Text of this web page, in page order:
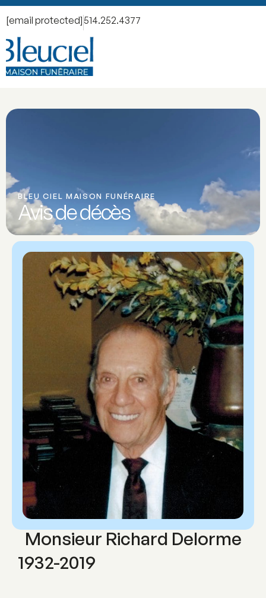
[email protected] 514.252.4377
BLEU CIEL MAISON FUNÉRAIRE
Avis de décès
Monsieur Richard Delorme
1932-2019